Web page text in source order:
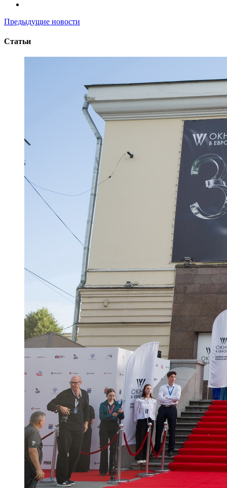
Предыдущие новости
Статьи